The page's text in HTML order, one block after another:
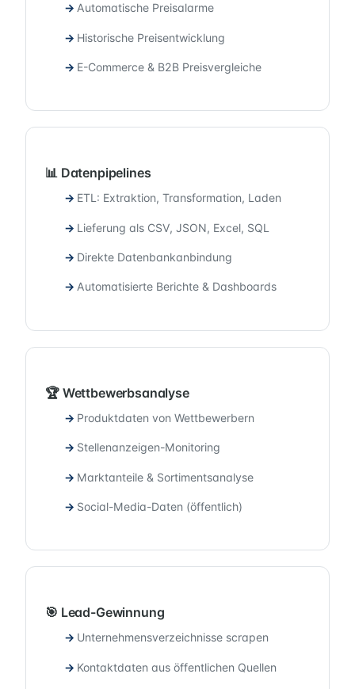
Automatische Preisalarme
Historische Preisentwicklung
E-Commerce & B2B Preisvergleiche
📊 Datenpipelines
ETL: Extraktion, Transformation, Laden
Lieferung als CSV, JSON, Excel, SQL
Direkte Datenbankanbindung
Automatisierte Berichte & Dashboards
🏆 Wettbewerbsanalyse
Produktdaten von Wettbewerbern
Stellenanzeigen-Monitoring
Marktanteile & Sortimentsanalyse
Social-Media-Daten (öffentlich)
🎯 Lead-Gewinnung
Unternehmensverzeichnisse scrapen
Kontaktdaten aus öffentlichen Quellen